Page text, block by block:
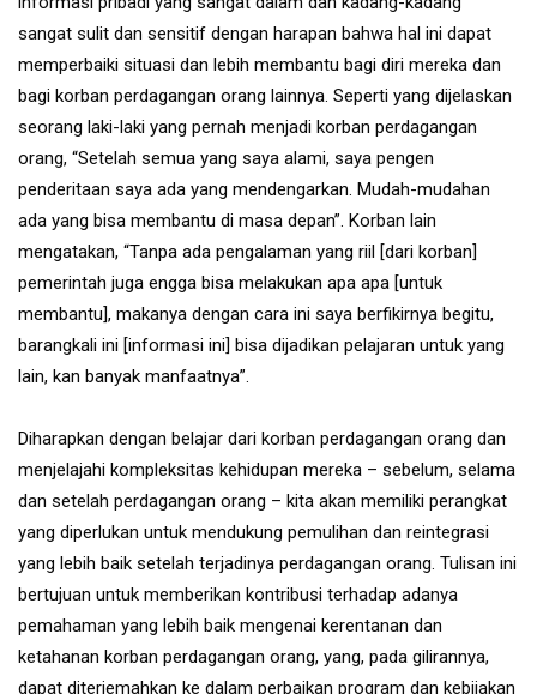
sangat sulit dan sensitif dengan harapan bahwa hal ini dapat
memperbaiki situasi dan lebih membantu bagi diri mereka dan
bagi korban perdagangan orang lainnya. Seperti yang dijelaskan
seorang laki-laki yang pernah menjadi korban perdagangan
orang, “Setelah semua yang saya alami, saya pengen
penderitaan saya ada yang mendengarkan. Mudah-mudahan
ada yang bisa membantu di masa depan”. Korban lain
mengatakan, “Tanpa ada pengalaman yang riil [dari korban]
pemerintah juga engga bisa melakukan apa apa [untuk
membantu], makanya dengan cara ini saya berfikirnya begitu,
barangkali ini [informasi ini] bisa dijadikan pelajaran untuk yang
lain, kan banyak manfaatnya”.
Diharapkan dengan belajar dari korban perdagangan orang dan
menjelajahi kompleksitas kehidupan mereka – sebelum, selama
dan setelah perdagangan orang – kita akan memiliki perangkat
yang diperlukan untuk mendukung pemulihan dan reintegrasi
yang lebih baik setelah terjadinya perdagangan orang. Tulisan ini
bertujuan untuk memberikan kontribusi terhadap adanya
pemahaman yang lebih baik mengenai kerentanan dan
ketahanan korban perdagangan orang, yang, pada gilirannya,
dapat diterjemahkan ke dalam perbaikan program dan kebijakan